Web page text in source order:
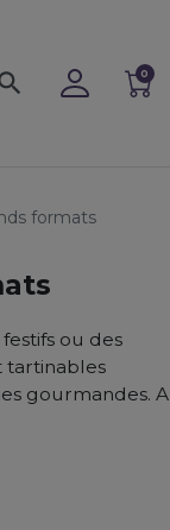
0
formats
ou des
tartinables
gourmandes. A